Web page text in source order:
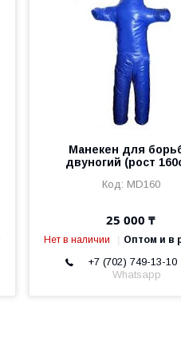
Манекен для
двуногий (рост
MD160
25 000 ₸
Нет в наличии Оптом и в
+7 (702) 749-13-10
Whatsapp